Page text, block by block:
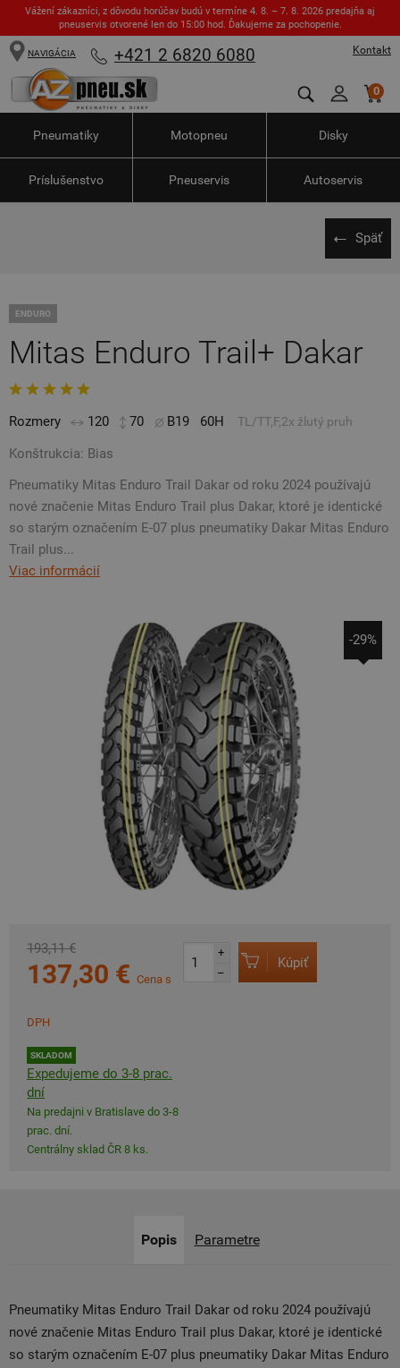
Vážení zákazníci, z dôvodu horúčav budú v termíne 4. 8. – 7. 8. 2026 predajňa aj
pneuservis otvorené len do 15:00 hod. Ďakujeme za pochopenie.
Kontakt
NAVIGÁCIA +421 2 6820 6080
0
Pneumatiky Motopneu Disky
Príslušenstvo Pneuservis Autoservis
Späť
ENDURO
Mitas Enduro Trail+ Dakar
Rozmery 120 70 B19 60H TL/TT,F,2x žlutý pruh
Konštrukcia: Bias
Pneumatiky Mitas Enduro Trail Dakar od roku 2024 používajú
nové značenie Mitas Enduro Trail plus Dakar, ktoré je identické
so starým označením E-07 plus pneumatiky Dakar Mitas Enduro
Trail plus...
Viac informácií
-29%
193,11 €
137,30 € Cena s
DPH
SKLADOM
Expedujeme do 3-8 prac.
dní
Na predajni v Bratislave do 3-8
prac. dní.
Centrálny sklad ČR 8 ks.
+
–
Kúpiť
Popis Parametre
Pneumatiky Mitas Enduro Trail Dakar od roku 2024 používajú
nové značenie Mitas Enduro Trail plus Dakar, ktoré je identické
so starým označením E-07 plus pneumatiky Dakar Mitas Enduro